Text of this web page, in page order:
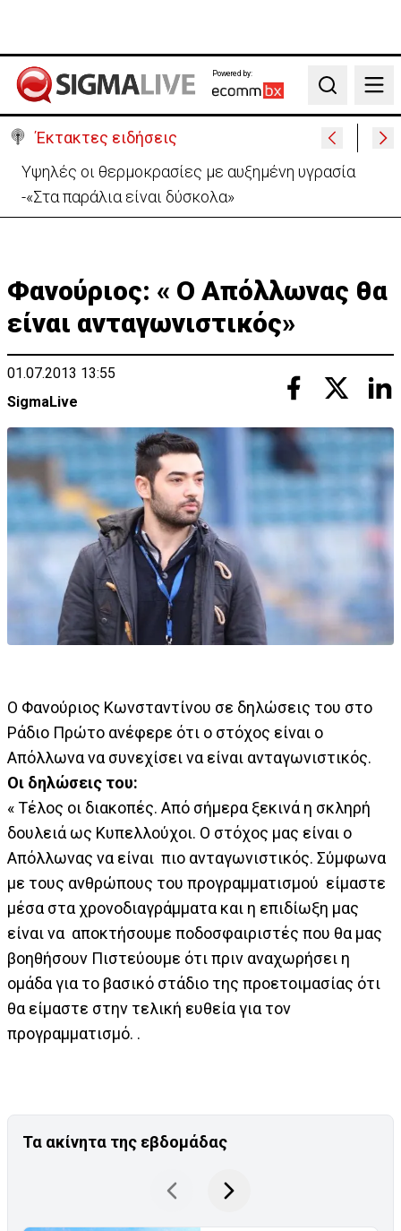
Powered by:
Search
Έκτακτες ειδήσεις
«Βολές» ΠτΔ σε ΔΗΣΥ και ΑΚΕΛ: «Το πάρτι έχει
τελειώσει με τους διορισμούς»
Φανούριος: « Ο Απόλλωνας θα
είναι ανταγωνιστικός»
01.07.2013 13:55
SigmaLive
Ο Φανούριος Κωνσταντίνου σε δηλώσεις του στο
Ράδιο Πρώτο ανέφερε ότι ο στόχος είναι ο
Απόλλωνα να συνεχίσει να είναι ανταγωνιστικός.
Οι δηλώσεις του:
« Τέλος οι διακοπές. Από σήμερα ξεκινά η σκληρή
δουλειά ως Κυπελλούχοι. Ο στόχος μας είναι ο
Απόλλωνας να είναι πιο ανταγωνιστικός. Σύμφωνα
με τους ανθρώπους του προγραμματισμού είμαστε
μέσα στα χρονοδιαγράμματα και η επιδίωξη μας
είναι να αποκτήσουμε ποδοσφαιριστές που θα μας
βοηθήσουν Πιστεύουμε ότι πριν αναχωρήσει η
ομάδα για το βασικό στάδιο της προετοιμασίας ότι
θα είμαστε στην τελική ευθεία για τον
προγραμματισμό. .
Τα ακίνητα της εβδομάδας